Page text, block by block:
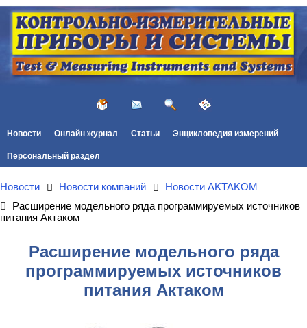
Новости Онлайн журнал Статьи Энциклопедия измерений
Персональный раздел
Новости Новости компаний
Новости AKTAKOM
Расширение модельного ряда программируемых источников
питания Актаком
Расширение модельного ряда
программируемых источников
питания Актаком